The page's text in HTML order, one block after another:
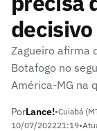
Zagueiro afirma
Botafogo no
América-MG na
PorLance!•Cuiabá
10/07/202221:19•